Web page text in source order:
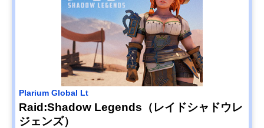
Plarium Global Lt
Raid:Shadow Legends（レイドシャドウレ
ジェンズ）